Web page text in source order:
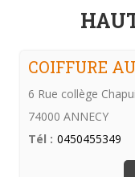
COIFFURE
6 Rue collège
74000 ANNECY
Tél : 0450455349